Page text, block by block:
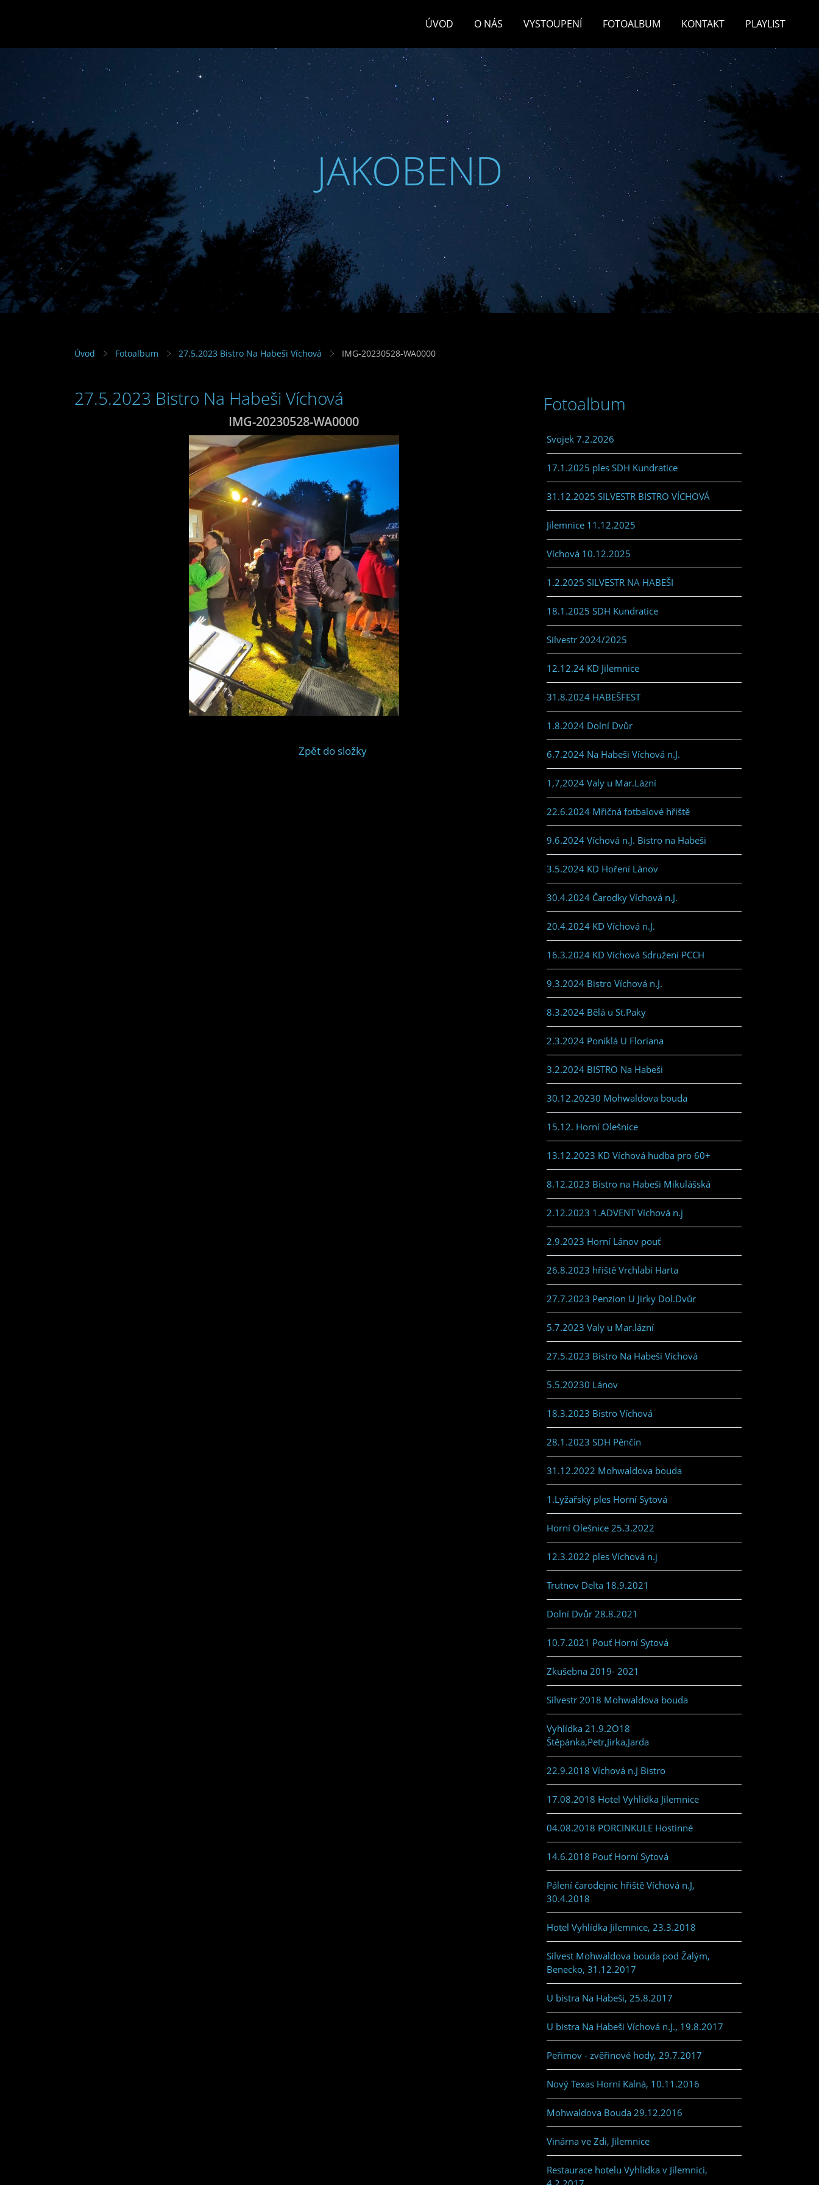
ÚVOD O NÁS VYSTOUPENÍ FOTOALBUM KONTAKT PLAYLIST
JAKOBEND
Úvod Fotoalbum 27.5.2023 Bistro Na Habeši Víchová IMG-20230528-WA0000
27.5.2023 Bistro Na Habeši Víchová
IMG-20230528-WA0000
Zpět do složky
Fotoalbum
Svojek 7.2.2026
17.1.2025 ples SDH Kundratice
31.12.2025 SILVESTR BISTRO VÍCHOVÁ
Jilemnice 11.12.2025
Víchová 10.12.2025
1.2.2025 SILVESTR NA HABEŠI
18.1.2025 SDH Kundratice
Silvestr 2024/2025
12.12.24 KD Jilemnice
31.8.2024 HABEŠFEST
1.8.2024 Dolní Dvůr
6.7.2024 Na Habeši Víchová n.J.
1,7,2024 Valy u Mar.Lázní
22.6.2024 Mřičná fotbalové hřiště
9.6.2024 Víchová n.J. Bistro na Habeši
3.5.2024 KD Hoření Lánov
30.4.2024 Čarodky Víchová n.J.
20.4.2024 KD Víchová n.J.
16.3.2024 KD Víchová Sdružení PCCH
9.3.2024 Bistro Víchová n.J.
8.3.2024 Bělá u St.Paky
2.3.2024 Poniklá U Floriana
3.2.2024 BISTRO Na Habeši
30.12.20230 Mohwaldova bouda
15.12. Horní Olešnice
13.12.2023 KD Víchová hudba pro 60+
8.12.2023 Bistro na Habeši Mikulášská
2.12.2023 1.ADVENT Víchová n.j
2.9.2023 Horní Lánov pouť
26.8.2023 hřiště Vrchlabí Harta
27.7.2023 Penzion U Jirky Dol.Dvůr
5.7.2023 Valy u Mar.lázní
27.5.2023 Bistro Na Habeši Víchová
5.5.20230 Lánov
18.3.2023 Bistro Víchová
28.1.2023 SDH Pěnčín
31.12.2022 Mohwaldova bouda
1.Lyžařský ples Horní Sytová
Horní Olešnice 25.3.2022
12.3.2022 ples Víchová n.j
Trutnov Delta 18.9.2021
Dolní Dvůr 28.8.2021
10.7.2021 Pouť Horní Sytová
Zkušebna 2019- 2021
Silvestr 2018 Mohwaldova bouda
Vyhlídka 21.9.2O18
Štěpánka,Petr,Jirka,Jarda
22.9.2018 Víchová n.J Bistro
17.08.2018 Hotel Vyhlídka Jilemnice
04.08.2018 PORCINKULE Hostinné
14.6.2018 Pouť Horní Sytová
Pálení čarodejnic hřiště Víchová n.J,
30.4.2018
Hotel Vyhlídka Jilemnice, 23.3.2018
Silvest Mohwaldova bouda pod Žalým,
Benecko, 31.12.2017
U bistra Na Habeši, 25.8.2017
U bistra Na Habeši Víchová n.J., 19.8.2017
Peřimov - zvěřinové hody, 29.7.2017
Nový Texas Horní Kalná, 10.11.2016
Mohwaldova Bouda 29.12.2016
Vinárna ve Zdi, Jilemnice
Restaurace hotelu Vyhlídka v Jilemnici,